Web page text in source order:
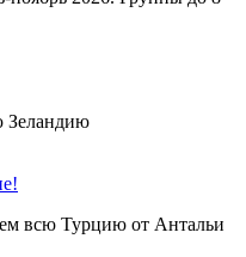
Зеландию
всю Турцию от Антальи